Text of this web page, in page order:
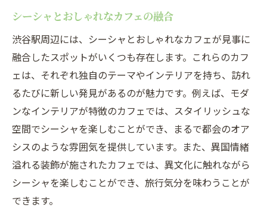
シーシャの楽しみ方と基本的なルール
初心者向けのシーシャフレーバー選び
スタッフが丁寧に教えるシーシャの楽しみ
方
初めてでも安心なシーシャカフェの選び方
シーシャ初心者に優しいサービスが充実
友人とのリラクゼーションタイムに最適なシー
シャカフェ渋谷駅
友人と楽しむシーシャカフェの魅力
リラックスできる空間での楽しいひととき
シーシャとおしゃれなカフェの融合
渋谷駅周辺には、シーシャとおしゃれなカフェが見事に
融合したスポットがいくつも存在します。これらのカフ
ェは、それぞれ独自のテーマやインテリアを持ち、訪れ
るたびに新しい発見があるのが魅力です。例えば、モダ
ンなインテリアが特徴のカフェでは、スタイリッシュな
空間でシーシャを楽しむことができ、まるで都会のオア
シスのような雰囲気を提供しています。また、異国情緒
溢れる装飾が施されたカフェでは、異文化に触れながら
シーシャを楽しむことができ、旅行気分を味わうことが
できます。